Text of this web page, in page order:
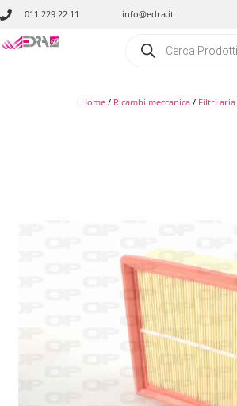
011 229 22 11 info@edra.it
Home / Ricambi meccanica / Filtri aria